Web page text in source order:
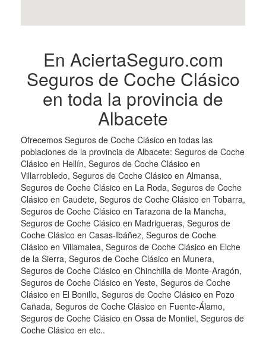
En AciertaSeguro.com
Seguros de Coche Clásico
en toda la provincia de
Albacete
Ofrecemos Seguros de Coche Clásico en todas las
poblaciones de la provincia de Albacete: Seguros de Coche
Clásico en Hellín, Seguros de Coche Clásico en
Villarrobledo, Seguros de Coche Clásico en Almansa,
Seguros de Coche Clásico en La Roda, Seguros de Coche
Clásico en Caudete, Seguros de Coche Clásico en Tobarra,
Seguros de Coche Clásico en Tarazona de la Mancha,
Seguros de Coche Clásico en Madrigueras, Seguros de
Coche Clásico en Casas-Ibáñez, Seguros de Coche
Clásico en Villamalea, Seguros de Coche Clásico en Elche
de la Sierra, Seguros de Coche Clásico en Munera,
Seguros de Coche Clásico en Chinchilla de Monte-Aragón,
Seguros de Coche Clásico en Yeste, Seguros de Coche
Clásico en El Bonillo, Seguros de Coche Clásico en Pozo
Cañada, Seguros de Coche Clásico en Fuente-Álamo,
Seguros de Coche Clásico en Ossa de Montiel, Seguros de
Coche Clásico en etc..